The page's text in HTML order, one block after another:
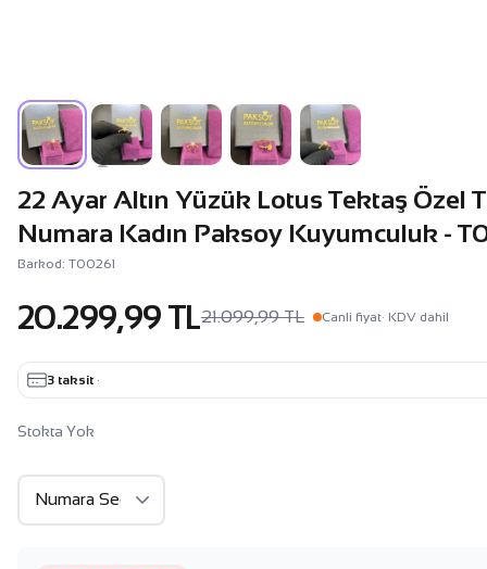
22 Ayar Altın Yüzük Lotus Tektaş Özel
Numara Kadın Paksoy Kuyumculuk -
Barkod: T00261
20.299,99 TL21.099,99 TL Canli fiyat· KDV dahil
3 taksit ·
Stokta Yok